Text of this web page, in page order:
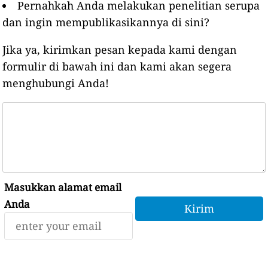
Pernahkah Anda melakukan penelitian serupa
dan ingin mempublikasikannya di sini?
Jika ya, kirimkan pesan kepada kami dengan
formulir di bawah ini dan kami akan segera
menghubungi Anda!
Masukkan alamat email
Anda